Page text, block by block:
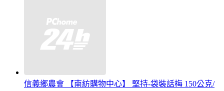
信義鄉農會 【南紡購物中心】 堅持-袋裝話梅 150公克/